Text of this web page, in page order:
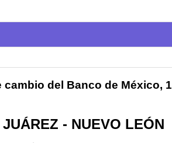
del Banco de México, 1
- NUEVO LEÓN